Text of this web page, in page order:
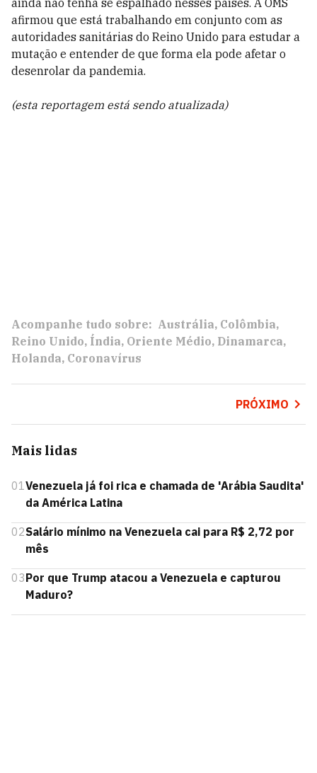
ainda não tenha se espalhado nesses países. A OMS
afirmou que está trabalhando em conjunto com as
autoridades sanitárias do Reino Unido para estudar a
mutação e entender de que forma ela pode afetar o
desenrolar da pandemia.
(esta reportagem está sendo atualizada)
Acompanhe tudo sobre: Austrália Colômbia
Reino Unido Índia Oriente Médio Dinamarca
Holanda Coronavírus
PRÓXIMO
Mais lidas
01Venezuela já foi rica e chamada de 'Arábia Saudita'
da América Latina
02Salário mínimo na Venezuela cai para R$ 2,72 por
mês
03Por que Trump atacou a Venezuela e capturou
Maduro?